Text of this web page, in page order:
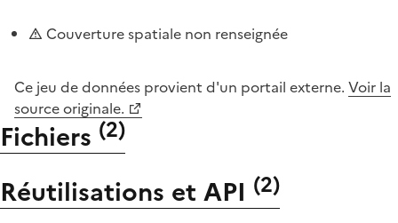
Couverture spatiale non renseignée
Ce jeu de données provient d'un portail externe. Voir la
source originale.
Fichiers (2)
Réutilisations et API (2)